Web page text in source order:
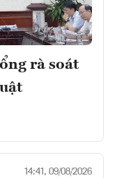
rà soát
14:41, 09/08/2026